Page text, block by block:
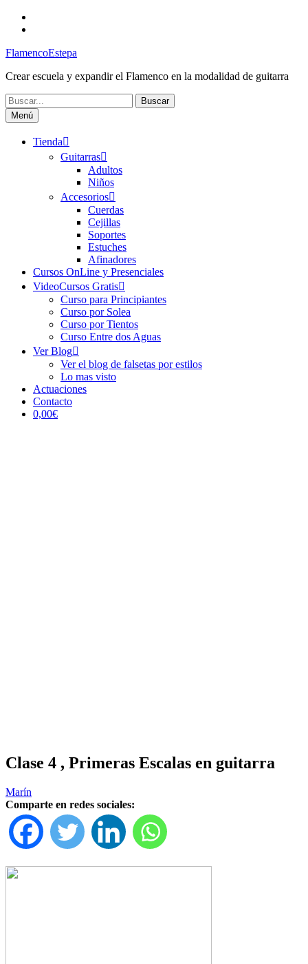
Saltar
FlamencoEstepa
Crear escuela y expandir el Flamenco en la modalidad de guitarra
Buscar:
Menú
Tienda
Guitarras
Adultos
Niños
Accesorios
Cuerdas
Cejillas
Soportes
Estuches
Afinadores
Cursos OnLine y Presenciales
VideoCursos Gratis
Curso para Principiantes
Curso por Solea
Curso por Tientos
Curso Entre dos Aguas
Ver Blog
Ver el blog de falsetas por estilos
Lo mas visto
Actuaciones
Contacto
0,00€
Clase 4 , Primeras Escalas en guitarra
Marín
Comparte en redes sociales: